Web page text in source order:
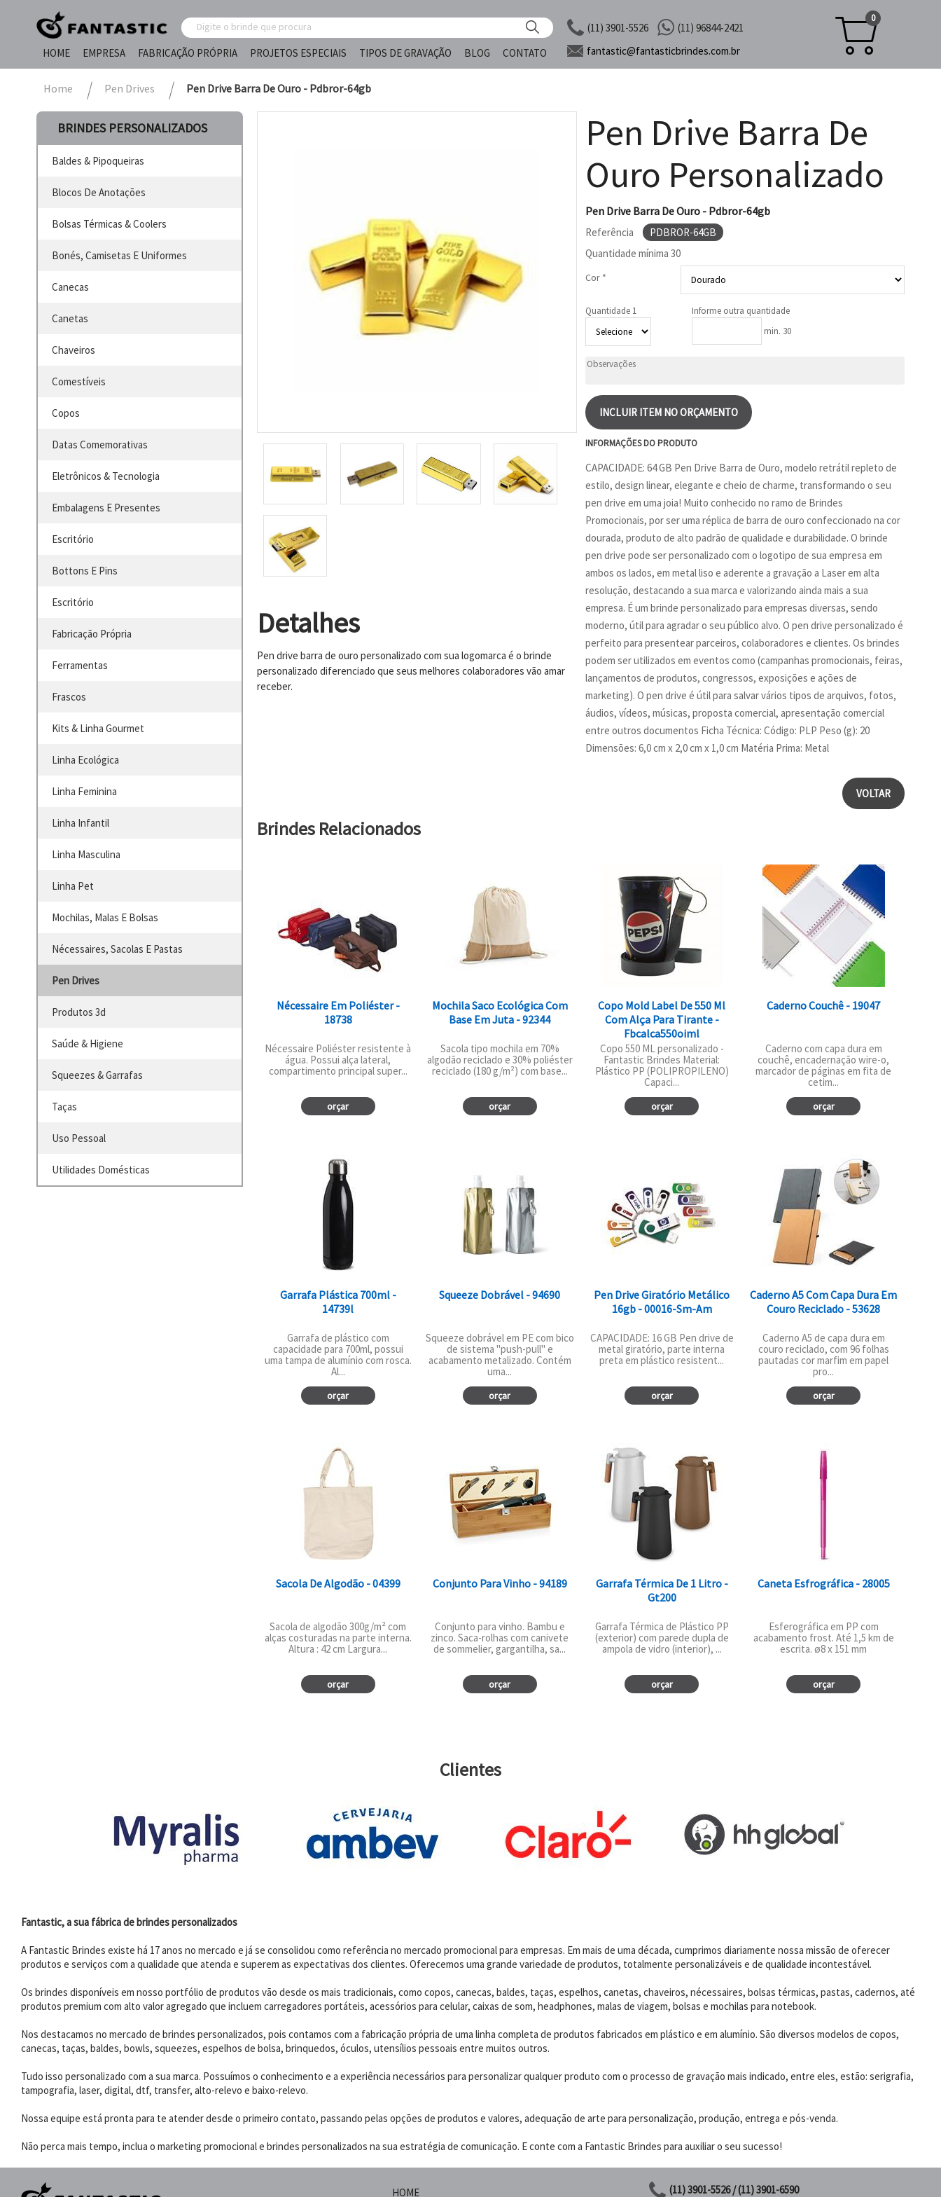
(11) 3901-5526
(11) 96844-2421
HOME
EMPRESA FABRICAÇÃO PRÓPRIA PROJETOS ESPECIAIS TIPOS DE GRAVAÇÃO BLOG CONTATO fantastic@fantasticbrindes.com.br
0
Home Pen Drives Pen Drive Barra De Ouro - Pdbror-64gb
BRINDES PERSONALIZADOS
Baldes & Pipoqueiras
Blocos De Anotações
Bolsas Térmicas & Coolers
Bonés, Camisetas E Uniformes
Canecas
Canetas
Chaveiros
Comestíveis
Copos
Datas Comemorativas
Eletrônicos & Tecnologia
Embalagens E Presentes
Escritório
Bottons E Pins
Escritório
Fabricação Própria
Ferramentas
Frascos
Kits & Linha Gourmet
Linha Ecológica
Linha Feminina
Linha Infantil
Linha Masculina
Linha Pet
Mochilas, Malas E Bolsas
Nécessaires, Sacolas E Pastas
Pen Drives
Produtos 3d
Saúde & Higiene
Squeezes & Garrafas
Taças
Uso Pessoal
Utilidades Domésticas
Detalhes
Pen drive barra de ouro personalizado com sua logomarca é o brinde
personalizado diferenciado que seus melhores colaboradores vão amar
receber.
Pen Drive Barra De
Ouro Personalizado
Pen Drive Barra De Ouro - Pdbror-64gb
Referência
PDBROR-64GB
Quantidade mínima 30
Cor *
Quantidade 1
Informe outra quantidade
min. 30
INCLUIR ITEM NO ORÇAMENTO
INFORMAÇÕES DO PRODUTO
CAPACIDADE: 64 GB Pen Drive Barra de Ouro, modelo retrátil repleto de
estilo, design linear, elegante e cheio de charme, transformando o seu
pen drive em uma joia! Muito conhecido no ramo de Brindes
Promocionais, por ser uma réplica de barra de ouro confeccionado na cor
dourada, produto de alto padrão de qualidade e durabilidade. O brinde
pen drive pode ser personalizado com o logotipo de sua empresa em
ambos os lados, em metal liso e aderente a gravação a Laser em alta
resolução, destacando a sua marca e valorizando ainda mais a sua
empresa. É um brinde personalizado para empresas diversas, sendo
moderno, útil para agradar o seu público alvo. O pen drive personalizado é
perfeito para presentear parceiros, colaboradores e clientes. Os brindes
podem ser utilizados em eventos como (campanhas promocionais, feiras,
lançamentos de produtos, congressos, exposições e ações de
marketing). O pen drive é útil para salvar vários tipos de arquivos, fotos,
áudios, vídeos, músicas, proposta comercial, apresentação comercial
entre outros documentos Ficha Técnica: Código: PLP Peso (g): 20
Dimensões: 6,0 cm x 2,0 cm x 1,0 cm Matéria Prima: Metal
VOLTAR
Brindes Relacionados
Nécessaire Em Poliéster -
18738
Nécessaire Poliéster resistente à
água. Possui alça lateral,
compartimento principal super...
orçar
Mochila Saco Ecológica Com
Base Em Juta - 92344
Sacola tipo mochila em 70%
algodão reciclado e 30% poliéster
reciclado (180 g/m²) com base...
orçar
Copo Mold Label De 550 Ml
Com Alça Para Tirante -
Fbcalca550oiml
Copo 550 ML personalizado -
Fantastic Brindes Material:
Plástico PP (POLIPROPILENO)
Capaci...
orçar
Caderno Couchê - 19047
Caderno com capa dura em
couchê, encadernação wire-o,
marcador de páginas em fita de
cetim...
orçar
Garrafa Plástica 700ml -
14739l
Garrafa de plástico com
capacidade para 700ml, possui
uma tampa de alumínio com rosca.
Al...
orçar
Squeeze Dobrável - 94690
Squeeze dobrável em PE com bico
de sistema "push-pull" e
acabamento metalizado. Contém
uma...
orçar
Pen Drive Giratório Metálico
16gb - 00016-Sm-Am
CAPACIDADE: 16 GB Pen drive de
metal giratório, parte interna
preta em plástico resistent...
orçar
Caderno A5 Com Capa Dura Em
Couro Reciclado - 53628
Caderno A5 de capa dura em
couro reciclado, com 96 folhas
pautadas cor marfim em papel
pro...
orçar
Sacola De Algodão - 04399
Sacola de algodão 300g/m² com
alças costuradas na parte interna.
Altura : 42 cm Largura...
orçar
Conjunto Para Vinho - 94189
Conjunto para vinho. Bambu e
zinco. Saca-rolhas com canivete
de sommelier, gargantilha, sa...
orçar
Garrafa Térmica De 1 Litro -
Gt200
Garrafa Térmica de Plástico PP
(exterior) com parede dupla de
ampola de vidro (interior), ...
orçar
Caneta Esfrográfica - 28005
Esferográfica em PP com
acabamento frost. Até 1,5 km de
escrita. ø8 x 151 mm
orçar
Clientes
Fantastic, a sua fábrica de brindes personalizados
A Fantastic Brindes existe há 17 anos no mercado e já se consolidou como referência no mercado promocional para empresas. Em mais de uma década, cumprimos diariamente nossa missão de oferecer
produtos e serviços com a qualidade que atenda e superem as expectativas dos clientes. Oferecemos uma grande variedade de produtos, totalmente personalizáveis e de qualidade incontestável.
Os brindes disponíveis em nosso portfólio de produtos vão desde os mais tradicionais, como copos, canecas, baldes, taças, espelhos, canetas, chaveiros, nécessaires, bolsas térmicas, pastas, cadernos, até
produtos premium com alto valor agregado que incluem carregadores portáteis, acessórios para celular, caixas de som, headphones, malas de viagem, bolsas e mochilas para notebook.
Nos destacamos no mercado de brindes personalizados, pois contamos com a fabricação própria de uma linha completa de produtos fabricados em plástico e em alumínio. São diversos modelos de copos,
canecas, taças, baldes, bowls, squeezes, espelhos de bolsa, brinquedos, óculos, utensílios pessoais entre muitos outros.
Tudo isso personalizado com a sua marca. Possuímos o conhecimento e a experiência necessários para personalizar qualquer produto com o processo de gravação mais indicado, entre eles, estão: serigrafia,
tampografia, laser, digital, dtf, transfer, alto-relevo e baixo-relevo.
Nossa equipe está pronta para te atender desde o primeiro contato, passando pelas opções de produtos e valores, adequação de arte para personalização, produção, entrega e pós-venda.
Não perca mais tempo, inclua o marketing promocional e brindes personalizados na sua estratégia de comunicação. E conte com a Fantastic Brindes para auxiliar o seu sucesso!
HOME (11) 3901-5526 / (11) 3901-6590